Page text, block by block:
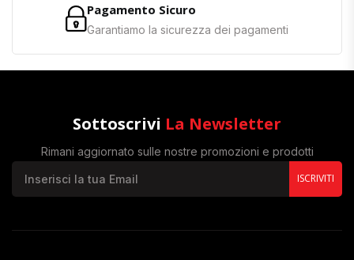
Pagamento Sicuro
Garantiamo la sicurezza dei pagamenti
Sottoscrivi La Newsletter
Rimani aggiornato sulle nostre promozioni e prodotti
ISCRIVITI